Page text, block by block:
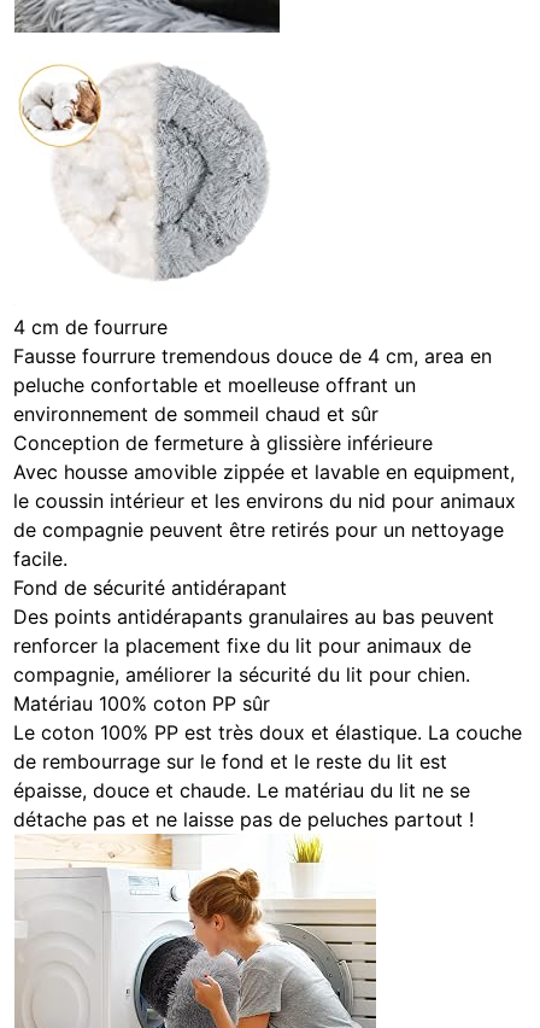
4 cm de fourrure
Fausse fourrure tremendous douce de 4 cm, area en
peluche confortable et moelleuse offrant un
environnement de sommeil chaud et sûr
Conception de fermeture à glissière inférieure
Avec housse amovible zippée et lavable en equipment,
le coussin intérieur et les environs du nid pour animaux
de compagnie peuvent être retirés pour un nettoyage
facile.
Fond de sécurité antidérapant
Des points antidérapants granulaires au bas peuvent
renforcer la placement fixe du lit pour animaux de
compagnie, améliorer la sécurité du lit pour chien.
Matériau 100% coton PP sûr
Le coton 100% PP est très doux et élastique. La couche
de rembourrage sur le fond et le reste du lit est
épaisse, douce et chaude. Le matériau du lit ne se
détache pas et ne laisse pas de peluches partout !